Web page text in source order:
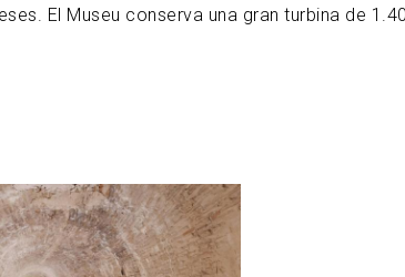
El Museu conserva una gran turbina de